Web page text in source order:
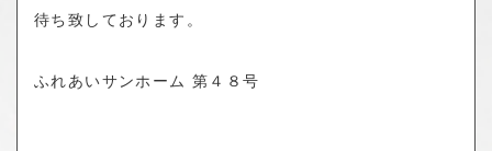
待ち致しております。
ふれあいサンホーム 第４８号